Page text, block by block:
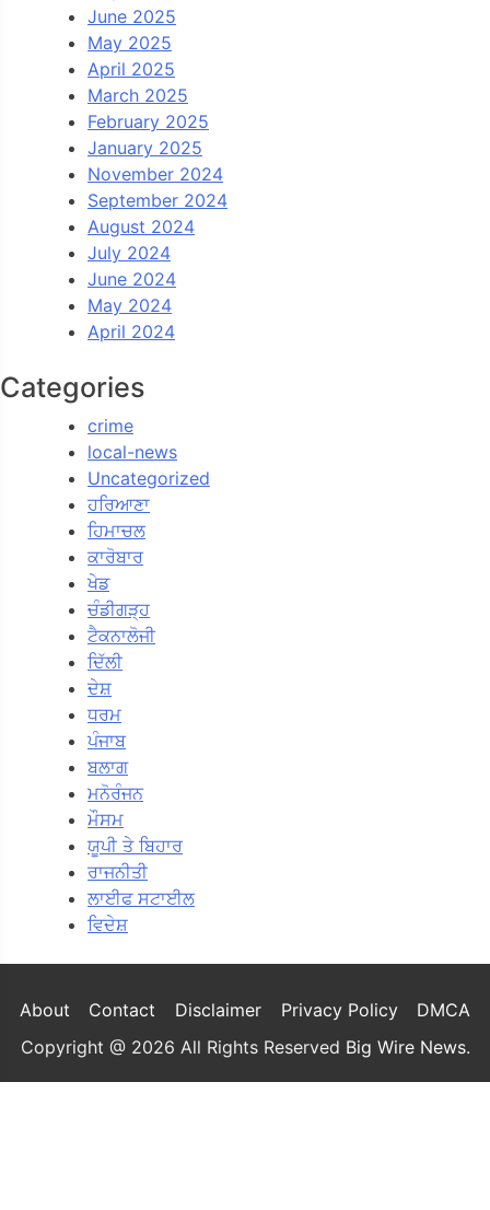
June 2025
May 2025
April 2025
March 2025
February 2025
January 2025
November 2024
September 2024
August 2024
July 2024
June 2024
May 2024
April 2024
Categories
crime
local-news
Uncategorized
ਹਰਿਆਣਾ
ਹਿਮਾਚਲ
ਕਾਰੋਬਾਰ
ਖੇਡ
ਚੰਡੀਗੜ੍ਹ
ਟੈਕਨਾਲੋਜੀ
ਦਿੱਲੀ
ਦੇਸ਼
ਧਰਮ
ਪੰਜਾਬ
ਬਲਾਗ
ਮਨੋਰੰਜਨ
ਮੌਸਮ
ਯੂਪੀ ਤੇ ਬਿਹਾਰ
ਰਾਜਨੀਤੀ
ਲਾਈਫ ਸਟਾਈਲ
ਵਿਦੇਸ਼
About Contact Disclaimer Privacy Policy
DMCA
Copyright @ 2026 All Rights Reserved Big Wire News.